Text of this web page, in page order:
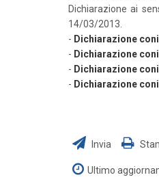
Dichiarazione ai
14/03/2013.
- Dichiarazione
- Dichiarazione
- Dichiarazione
- Dichiarazione
Invia
Ultimo